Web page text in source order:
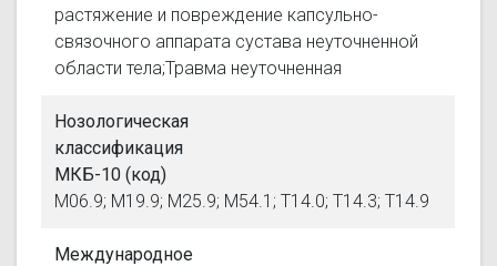
растяжение и повреждение капсульно-
связочного аппарата сустава неуточненной
области тела;Травма неуточненная
Нозологическая
классификация
МКБ-10 (код)
M06.9; M19.9; M25.9; M54.1; T14.0; T14.3; T14.9
Международное